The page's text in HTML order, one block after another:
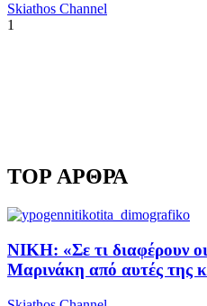
Skiathos Channel
1
TOP ΑΡΘΡΑ
ΝΙΚΗ: «Σε τι διαφέρουν
Μαρινάκη από αυτές της